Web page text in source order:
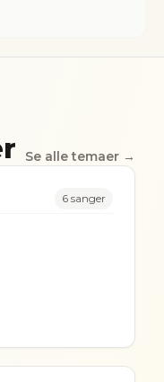
Se alle temaer →
6 sanger